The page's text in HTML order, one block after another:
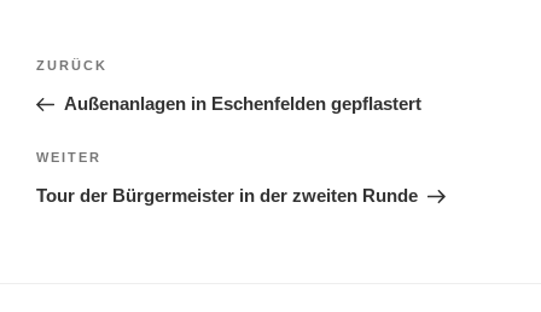
Beitragsnavigation
Vorheriger
Beitrag
ZURÜCK
Außenanlagen in Eschenfelden gepflastert
Nächster
Beitrag
WEITER
Tour der Bürgermeister in der zweiten Runde